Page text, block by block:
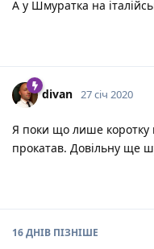
А у Шмуратка на
divan 27 січ 2020
Я поки що лише
прокатав. Довільну ще
16 ДНІВ ПІЗНІШЕ